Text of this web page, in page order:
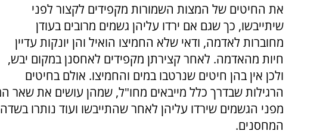
את החיטים של המצות השמורות מקפידים לקצור לפני
שיתייבשו, כך שגם אם ירדו עליהן גשמים מרובים בעודן
מחוברות לאדמה, ודאי שלא החמיצו הואיל והן יונקות עדיין
חיות מהאדמה. לאחר קצירתן מקפידים לאחסנן במקום יבש,
ולכן אין בהן חיטים שנרטבו במים והחמיצו. אולם בחיטים
הרגילות שבדרך כלל מייבאים מחו"ל, שמהן עושים את שאר
מפני הגשמים שירדו עליהן לאחר שהתייבשו ועוד נותרו
המחסנים.